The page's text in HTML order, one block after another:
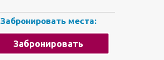
Забронировать места:
Забронировать